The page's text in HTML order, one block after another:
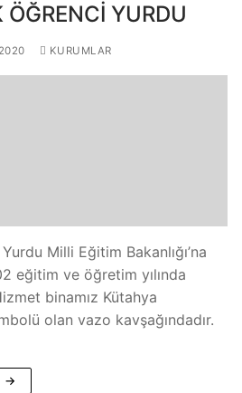
ÖĞRENCİ YURDU
KURUMLAR
Milli Eğitim Bakanlığı’na
eğitim ve öğretim yılında
binamız Kütahya
olan vazo kavşağındadır.
→